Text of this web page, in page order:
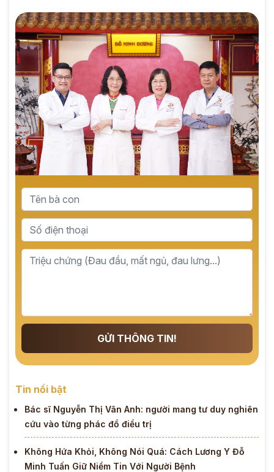
GỬI THÔNG TIN!
Tin nổi bật
Bác sĩ Nguyễn Thị Vân Anh: người mang tư duy nghiên
cứu vào từng phác đồ điều trị
Không Hứa Khỏi, Không Nói Quá: Cách Lương Y Đỗ
Minh Tuấn Giữ Niềm Tin Với Người Bệnh